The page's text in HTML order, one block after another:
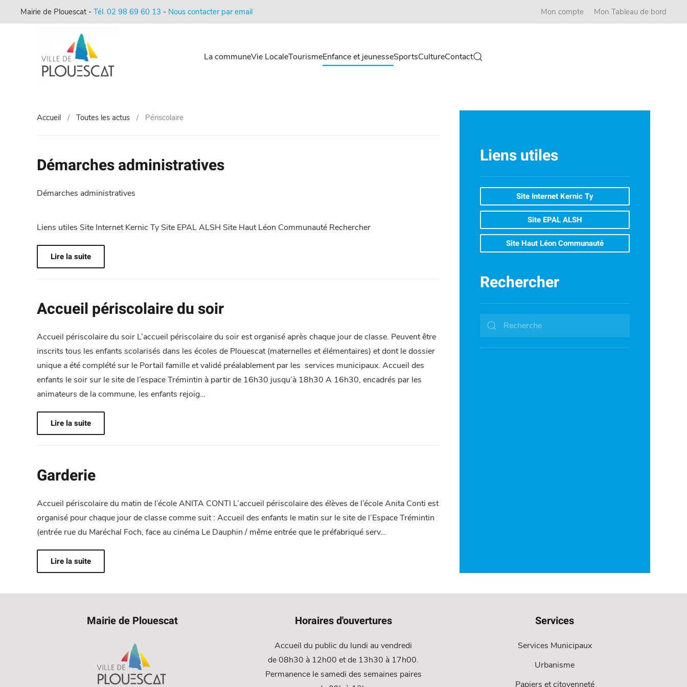
Mairie de Plouescat - Tél. 02 98 69 60 13 - Nous contacter par email Mon compte Mon Tableau de bord
La communeVie LocaleTourismeEnfance et jeunesseSportsCultureContact
Accueil Toutes les actus Périscolaire
Démarches administratives
Démarches administratives
Liens utiles Site Internet Kernic Ty Site EPAL ALSH Site Haut Léon Communauté Rechercher
Lire la suite
Accueil périscolaire du soir
Accueil périscolaire du soir L’accueil périscolaire du soir est organisé après chaque jour de classe. Peuvent être
inscrits tous les enfants scolarisés dans les écoles de Plouescat (maternelles et élémentaires) et dont le dossier
unique a été complété sur le Portail famille et validé préalablement par les services municipaux. Accueil des
enfants le soir sur le site de l’espace Trémintin à partir de 16h30 jusqu’à 18h30 A 16h30, encadrés par les
animateurs de la commune, les enfants rejoig…
Lire la suite
Garderie
Accueil périscolaire du matin de l’école ANITA CONTI L’accueil périscolaire des élèves de l’école Anita Conti est
organisé pour chaque jour de classe comme suit : Accueil des enfants le matin sur le site de l’Espace Trémintin
(entrée rue du Maréchal Foch, face au cinéma Le Dauphin / même entrée que le préfabriqué serv…
Lire la suite
Liens utiles
Site Internet Kernic Ty
Site EPAL ALSH
Site Haut Léon Communauté
Rechercher
Mairie de Plouescat Horaires d'ouvertures
Accueil du public du lundi au vendredi
de 08h30 à 12h00 et de 13h30 à 17h00.
Permanence le samedi des semaines paires
Services
Services Municipaux
Urbanisme
Papiers et citoyenneté